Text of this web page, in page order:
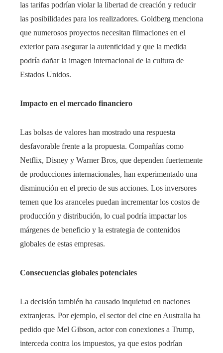
las tarifas podrían violar la libertad de creación y reducir
las posibilidades para los realizadores. Goldberg menciona
que numerosos proyectos necesitan filmaciones en el
exterior para asegurar la autenticidad y que la medida
podría dañar la imagen internacional de la cultura de
Estados Unidos.
Impacto en el mercado financiero
Las bolsas de valores han mostrado una respuesta
desfavorable frente a la propuesta. Compañías como
Netflix, Disney y Warner Bros, que dependen fuertemente
de producciones internacionales, han experimentado una
disminución en el precio de sus acciones. Los inversores
temen que los aranceles puedan incrementar los costos de
producción y distribución, lo cual podría impactar los
márgenes de beneficio y la estrategia de contenidos
globales de estas empresas.
Consecuencias globales potenciales
La decisión también ha causado inquietud en naciones
extranjeras. Por ejemplo, el sector del cine en Australia ha
pedido que Mel Gibson, actor con conexiones a Trump,
interceda contra los impuestos, ya que estos podrían